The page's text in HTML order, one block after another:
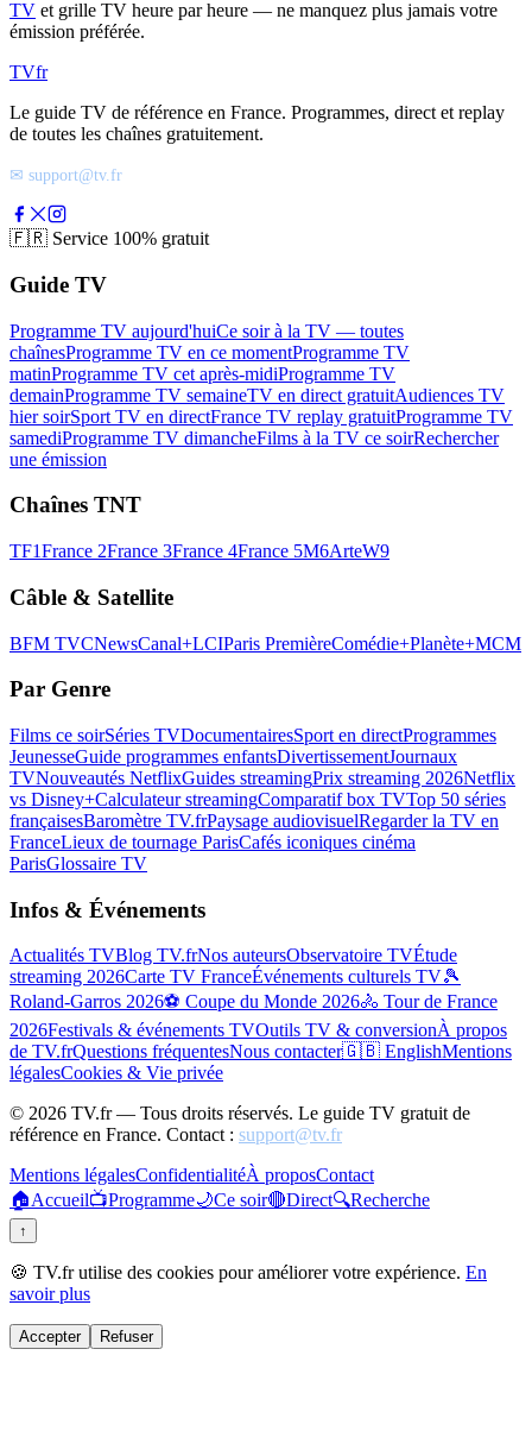
TV et grille TV heure par heure — ne manquez plus jamais votre
émission préférée.
TVfr
Le guide TV de référence en France. Programmes, direct et replay
de toutes les chaînes gratuitement.
✉ support@tv.fr
🇫🇷 Service 100% gratuit
Guide TV
Programme TV aujourd'huiCe soir à la TV — toutes
chaînesProgramme TV en ce momentProgramme TV
matinProgramme TV cet après-midiProgramme TV
demainProgramme TV semaineTV en direct gratuitAudiences TV
hier soirSport TV en directFrance TV replay gratuitProgramme TV
samediProgramme TV dimancheFilms à la TV ce soirRechercher
une émission
Chaînes TNT
TF1France 2France 3France 4France 5M6ArteW9
Câble & Satellite
BFM TVCNewsCanal+LCIParis PremièreComédie+Planète+MCM
Par Genre
Films ce soirSéries TVDocumentairesSport en directProgrammes
JeunesseGuide programmes enfantsDivertissementJournaux
TVNouveautés NetflixGuides streamingPrix streaming 2026Netflix
vs Disney+Calculateur streamingComparatif box TVTop 50 séries
françaisesBaromètre TV.frPaysage audiovisuelRegarder la TV en
FranceLieux de tournage ParisCafés iconiques cinéma
ParisGlossaire TV
Infos & Événements
Actualités TVBlog TV.frNos auteursObservatoire TVÉtude
streaming 2026Carte TV FranceÉvénements culturels TV🎾
Roland-Garros 2026⚽ Coupe du Monde 2026🚴 Tour de France
2026Festivals & événements TVOutils TV & conversionÀ propos
de TV.frQuestions fréquentesNous contacter🇬🇧 EnglishMentions
légalesCookies & Vie privée
© 2026 TV.fr — Tous droits réservés. Le guide TV gratuit de
référence en France. Contact : support@tv.fr
Mentions légalesConfidentialitéÀ proposContact
🏠Accueil📺Programme🌙Ce soir🔴Direct🔍Recherche
↑
🍪 TV.fr utilise des cookies pour améliorer votre expérience. En
savoir plus
Accepter Refuser